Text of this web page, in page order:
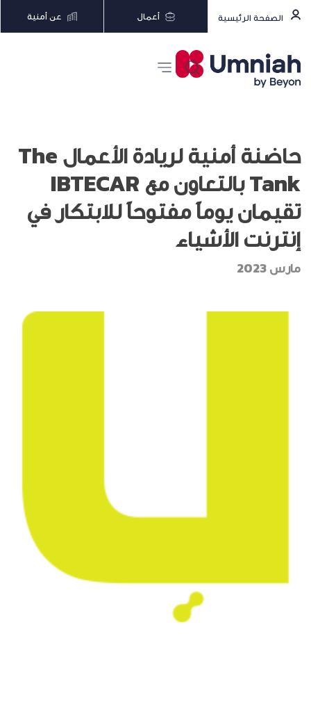
الصفحة الرئيسية أعمال عن أمنية
حاضنة أمنية لريادة الأعمال The
Tank بالتعاون مع IBTECAR
تقيمان يوماً مفتوحاً للابتكار في
إنترنت الأشياء
مارس 2023